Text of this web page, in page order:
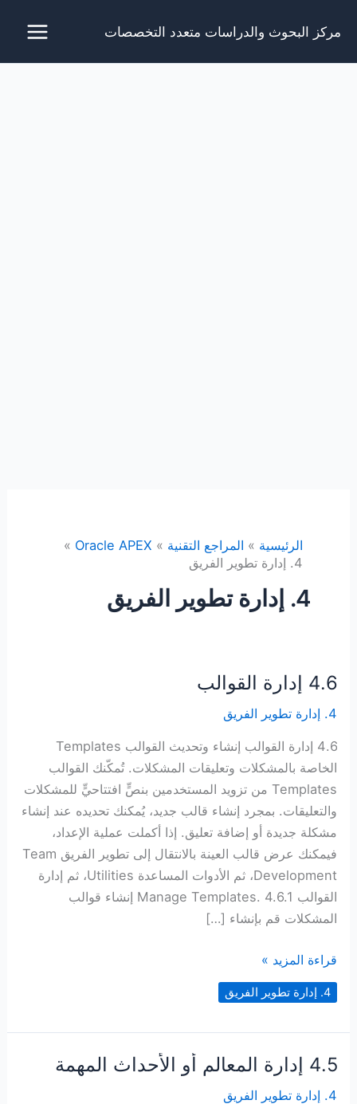
مركز البحوث والدراسات متعدد التخصصات
الرئيسية المراجع التقنية
Oracle APEX
4. إدارة تطوير الفريق
4. إدارة تطوير الفريق
4.6 إدارة القوالب
4. إدارة تطوير الفريق
4.6 إدارة القوالب إنشاء وتحديث القوالب Templates
الخاصة بالمشكلات وتعليقات المشكلات. تُمكّنك القوالب
Templates من تزويد المستخدمين بنصٍّ افتتاحيٍّ للمشكلات
والتعليقات. بمجرد إنشاء قالب جديد، يُمكنك تحديده عند إنشاء
مشكلة جديدة أو إضافة تعليق. إذا أكملت عملية الإعداد،
فيمكنك عرض قالب العينة بالانتقال إلى تطوير الفريق Team
Development، ثم الأدوات المساعدة Utilities، ثم إدارة
القوالب Manage Templates. 4.6.1 إنشاء قوالب
المشكلات قم بإنشاء […]
4.6 إدارة
القوالب
قراءة المزيد »
4. إدارة تطوير الفريق
4.5 إدارة المعالم أو الأحداث المهمة
4. إدارة تطوير الفريق